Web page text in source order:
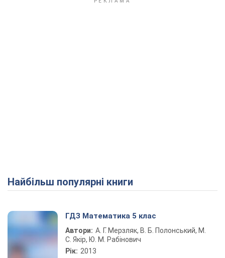
Найбільш популярні книги
ГДЗ Математика 5 клас
Автори: А. Г. Мерзляк, В. Б. Полонський, М.
С. Якір, Ю. М. Рабінович
Рік: 2013